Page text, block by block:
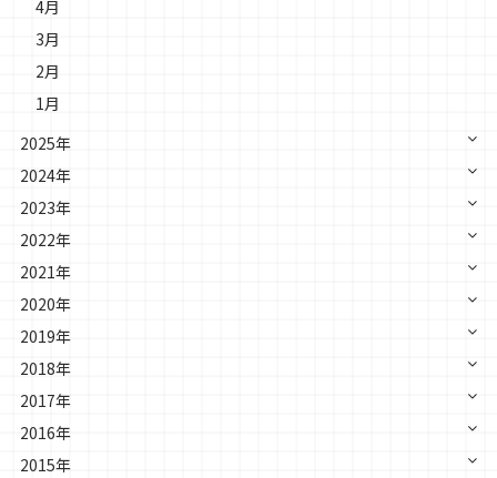
4月
3月
2月
1月
2025年
2024年
2023年
2022年
2021年
2020年
2019年
2018年
2017年
2016年
2015年